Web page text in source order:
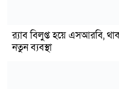
র‍্যাব বিলুপ্ত হয়ে এসআরবি,
নতুন ব্যবস্থা